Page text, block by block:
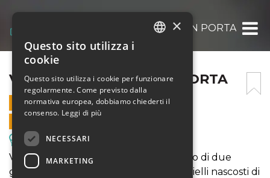
VOLTERRA DI PORTA IN PORTA
VOLTERRA DI PORTA IN PORTA
9 DICEMBRE 2022 - 09:00
VENDITE ONLINE TERMINATE
Escursioni & Visite Guidate
Vieni a pedalare con noi con il supporto di due
guide autorizzate alla scoperta dei gioielli nascosti di
×
Questo sito utilizza i
cookie
Questo sito utilizza i cookie per funzionare
regolarmente. Come previsto dalla
normativa europea, dobbiamo chiederti il
consenso. Leggi di più
NECESSARI
MARKETING